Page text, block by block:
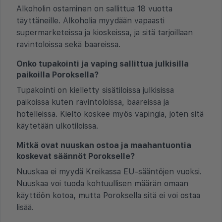
Alkoholin ostaminen on sallittua 18 vuotta
täyttäneille. Alkoholia myydään vapaasti
supermarketeissa ja kioskeissa, ja sitä tarjoillaan
ravintoloissa sekä baareissa.
Onko tupakointi ja vaping sallittua julkisilla
paikoilla Poroksella?
Tupakointi on kielletty sisätiloissa julkisissa
paikoissa kuten ravintoloissa, baareissa ja
hotelleissa. Kielto koskee myös vapingia, joten sitä
käytetään ulkotiloissa.
Mitkä ovat nuuskan ostoa ja maahantuontia
koskevat säännöt Porokselle?
Nuuskaa ei myydä Kreikassa EU-sääntöjen vuoksi.
Nuuskaa voi tuoda kohtuullisen määrän omaan
käyttöön kotoa, mutta Poroksella sitä ei voi ostaa
lisää.